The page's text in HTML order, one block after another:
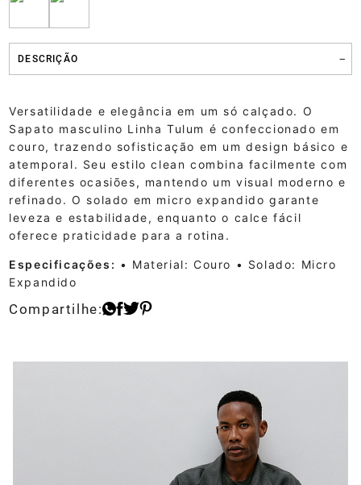
DESCRIÇÃO
Versatilidade e elegância em um só calçado. O
Sapato masculino Linha Tulum é confeccionado em
couro, trazendo sofisticação em um design básico e
atemporal. Seu estilo clean combina facilmente com
diferentes ocasiões, mantendo um visual moderno e
refinado. O solado em micro expandido garante
leveza e estabilidade, enquanto o calce fácil
oferece praticidade para a rotina.
Especificações: • Material: Couro • Solado: Micro
Expandido